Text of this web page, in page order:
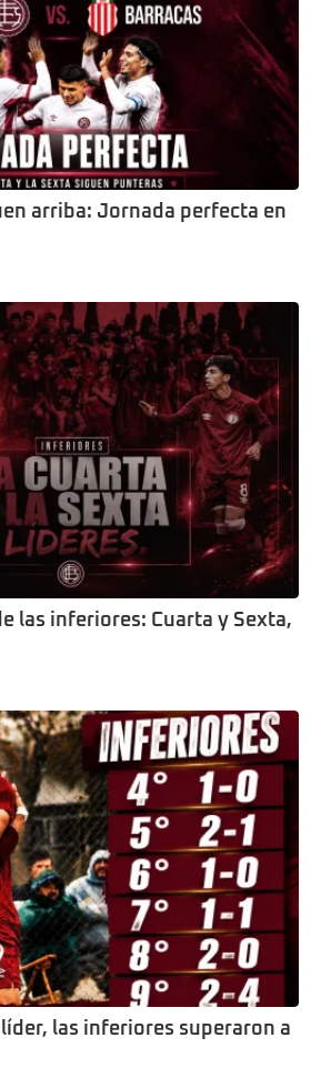
arriba: Jornada perfecta en
las inferiores: Cuarta y Sexta,
las inferiores superaron a